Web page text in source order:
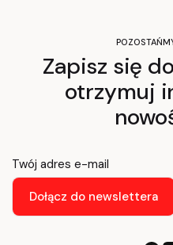
Zapisz się
otrzymuj
Twój adres e-mail
Dołącz do newslettera